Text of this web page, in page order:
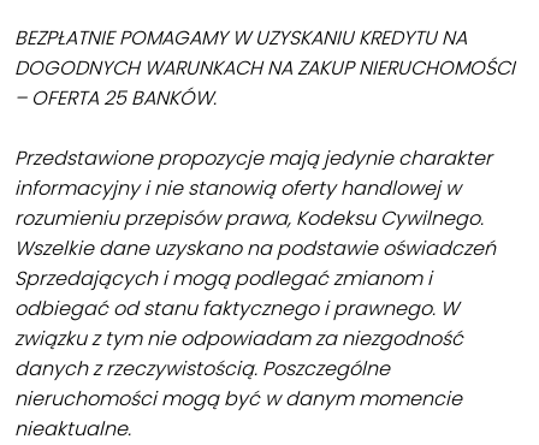
BEZPŁATNIE POMAGAMY W UZYSKANIU KREDYTU NA
DOGODNYCH WARUNKACH NA ZAKUP NIERUCHOMOŚCI
– OFERTA 25 BANKÓW.
Przedstawione propozycje mają jedynie charakter
informacyjny i nie stanowią oferty handlowej w
rozumieniu przepisów prawa, Kodeksu Cywilnego.
Wszelkie dane uzyskano na podstawie oświadczeń
Sprzedających i mogą podlegać zmianom i
odbiegać od stanu faktycznego i prawnego. W
związku z tym nie odpowiadam za niezgodność
danych z rzeczywistością. Poszczególne
nieruchomości mogą być w danym momencie
nieaktualne.